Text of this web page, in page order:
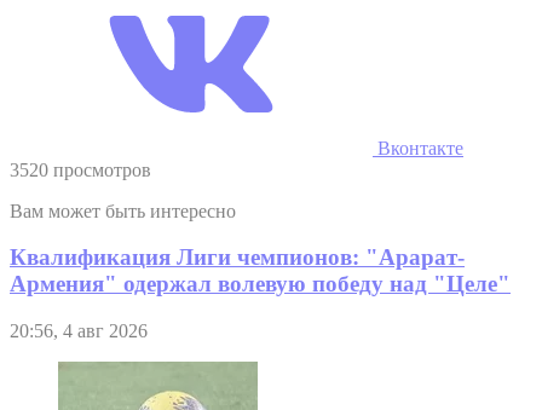
Вконтакте
3520 просмотров
Вам может быть интересно
Квалификация Лиги чемпионов: "Арарат-
Армения" одержал волевую победу над "Целе"
20:56, 4 авг 2026